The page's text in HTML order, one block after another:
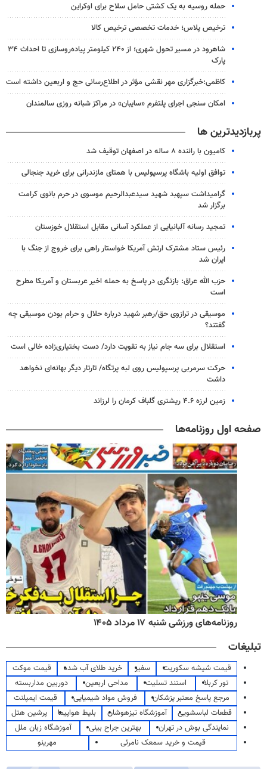
حمله روسیه به یک کشتی حامل سلاح برای اوکراین
ترخیص پلاس؛ خدمات تخصصی ترخیص کالا
شاهرود در مسیر تحول شهری؛ از ۲۴۰ کیلومتر پیاده‌روسازی تا احداث ۳۴
پارک
کاظمی:خبرگزاری مهر نقشی مؤثر در اطلاع‌رسانی حج و اربعین داشته است
امکان سنجی اجرای پلتفرم «سایبان» در مراکز شبانه روزی سالمندان
پربازدیدترین ها
کامیون با راننده ۸ ساله در اصفهان توقیف شد
توافق اولیه باشگاه پرسپولیس با همتای مازندرانی برای خرید جنجالی
گرامیداشت سپهبد شهید سیدعبدالرحیم موسوی در حرم بانوی کرامت
برگزار شد
تمجید رسانه آلبانیایی از عملکرد آسانی مقابل استقلال خوزستان
رئیس ستاد مشترک ارتش آمریکا خواستار راهی برای خروج از جنگ با
ایران شد
حزب الله عراق: بازنگری در پاسخ به حمله اخیر عربستان و آمریکا مطرح
است
موسیقی در ترازوی حق/رهبر شهید درباره حلال و حرام بودن موسیقی چه
گفتند؟
استقلال برای سه جام نیاز به تقویت دارد/ دست بختیاری‌زاده خالی است
حرکت سرمربی پرسپولیس روی لبه پرتگاه/ تارتار دیگر بهانه‌ای نخواهد
داشت
زمین لرزه ۴.۶ ریشتری گلباف کرمان را لرزاند
صفحه اول روزنامه‌ها
روزنامه‌های ورزشی شنبه ۱۷ مرداد ۱۴۰۵
تبلیغات
قیمت شیشه سکوریت سفیر خرید طلای آب شده
قیمت موکت
تور کربلا
استند تسلیت مداحی اربعین
دوربین مداربسته
مرجع پاسخ معتبر پزشکان
فروش مواد شیمیایی
قیمت ایمپلنت
قطعات لباسشویی
آموزشگاه تیزهوشان بلیط هواپیما
پرشین هتل
نمایندگی بوش در تهران
بهترین جراح بینی
آموزشگاه زبان ملل
قیمت و خرید سمعک نامرئی
مهرینو